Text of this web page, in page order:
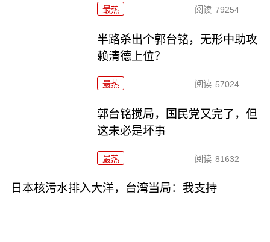
最热 阅读 79254
半路杀出个郭台铭，无形中助攻
赖清德上位？
最热 阅读 57024
郭台铭搅局，国民党又完了，但
这未必是坏事
最热 阅读 81632
日本核污水排入大洋，台湾当局：我支持